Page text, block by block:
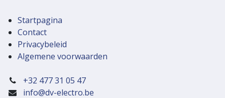
Startpagina
Contact
Privacybeleid
Algemene voorwaarden
+32 477 31 05 47
info@dv-electro.be